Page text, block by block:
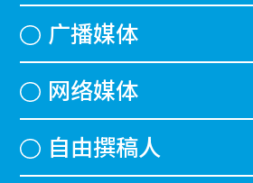
广播媒体
网络媒体
自由撰稿人